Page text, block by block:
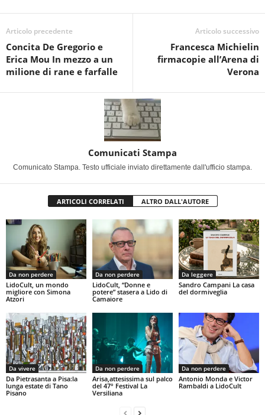
Articolo precedente
Concita De Gregorio e
Erica Mou In mezzo a un
milione di rane e farfalle
Articolo successivo
Francesca Michielin
firmacopie all’Arena di
Verona
Comunicati Stampa
Comunicato Stampa. Testo ufficiale inviato direttamente dall'ufficio stampa.
ARTICOLI CORRELATI ALTRO DALL'AUTORE
Da non perdere
LidoCult, un mondo
migliore con Simona
Atzori
Da non perdere
LidoCult, “Donne e
potere” stasera a Lido di
Camaiore
Da leggere
Sandro Campani La casa
del dormiveglia
Da vivere
Da Pietrasanta a Pisa:la
lunga estate di Tano
Pisano
Da non perdere
Arisa,attesissima sul palco
del 47° Festival La
Versiliana
Da non perdere
Antonio Monda e Victor
Rambaldi a LidoCult